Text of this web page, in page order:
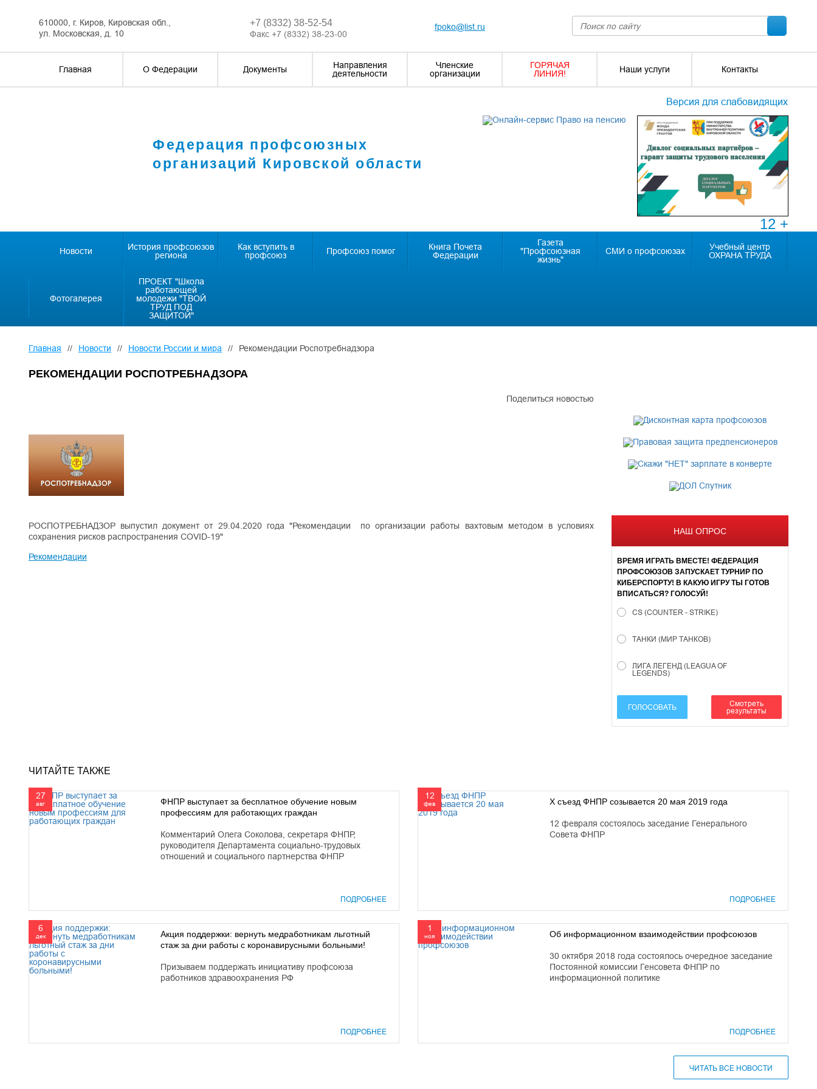
610000, г. Киров, Кировская обл.,
ул. Московская, д. 10
+7 (8332) 38-52-54
Факс +7 (8332) 38-23-00
fpoko@list.ru
Главная О Федерации Документы
Направления
деятельности
Членские
организации
ГОРЯЧАЯ
ЛИНИЯ!
Наши услуги Контакты
Версия для слабовидящих
Федерация профсоюзных
организаций Кировской области
12 +
Новости
История профсоюзов
региона
Как вступить в
профсоюз
Профсоюз помог
Книга Почета
Федерации
Газета
"Профсоюзная
жизнь"
СМИ о профсоюзах
Учебный центр
ОХРАНА ТРУДА
Фотогалерея
ПРОЕКТ "Школа
работающей
молодежи "ТВОЙ
ТРУД ПОД
ЗАЩИТОЙ"
Главная // Новости // Новости России и мира // Рекомендации Роспотребнадзора
РЕКОМЕНДАЦИИ РОСПОТРЕБНАДЗОРА
Поделиться новостью
РОСПОТРЕБНАДЗОР выпустил документ от 29.04.2020 года "Рекомендации по организации работы вахтовым методом в условиях
сохранения рисков распространения COVID-19"
Рекомендации
НАШ ОПРОС
ВРЕМЯ ИГРАТЬ ВМЕСТЕ! ФЕДЕРАЦИЯ
ПРОФСОЮЗОВ ЗАПУСКАЕТ ТУРНИР ПО
КИБЕРСПОРТУ! В КАКУЮ ИГРУ ТЫ ГОТОВ
ВПИСАТЬСЯ? ГОЛОСУЙ!
CS (COUNTER - STRIKE)
ТАНКИ (МИР ТАНКОВ)
ЛИГА ЛЕГЕНД (LEAGUA OF
LEGENDS)
ГОЛОСОВАТЬ
Смотреть
результаты
ЧИТАЙТЕ ТАКЖЕ
27
авг
ФНПР выступает за бесплатное обучение новым
профессиям для работающих граждан
Комментарий Олега Соколова, секретаря ФНПР,
руководителя Департамента социально-трудовых
отношений и социального партнерства ФНПР
ПОДРОБНЕЕ
12
фев X съезд ФНПР созывается 20 мая 2019 года
12 февраля состоялось заседание Генерального
Совета ФНПР
ПОДРОБНЕЕ
6
дек
Акция поддержки: вернуть медработникам льготный
стаж за дни работы с коронавирусными больными!
Призываем поддержать инициативу профсоюза
работников здравоохранения РФ
ПОДРОБНЕЕ
1
ноя Об информационном взаимодействии профсоюзов
30 октября 2018 года состоялось очередное заседание
Постоянной комиссии Генсовета ФНПР по
информационной политике
ПОДРОБНЕЕ
ЧИТАТЬ ВСЕ НОВОСТИ